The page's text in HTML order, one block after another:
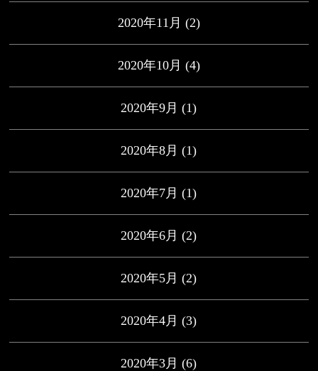
2020年11月 (2)
2020年10月 (4)
2020年9月 (1)
2020年8月 (1)
2020年7月 (1)
2020年6月 (2)
2020年5月 (2)
2020年4月 (3)
2020年3月 (6)